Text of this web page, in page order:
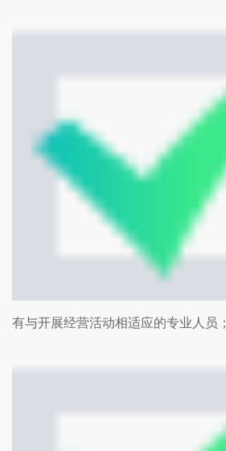
有与开展经营活动相适应的专业人员；